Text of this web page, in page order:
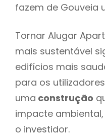
fazem de Gouveia
Tornar Alugar
mais sustentável
edifícios mais
para os
uma construção
impacte
o investidor.